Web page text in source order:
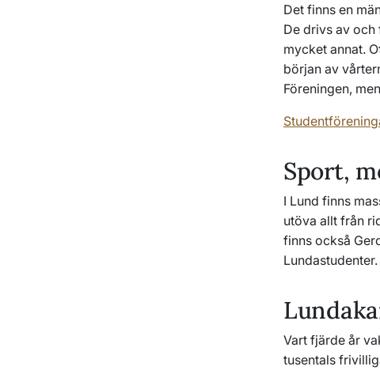
Det finns en
De drivs av
mycket annat.
början av
Föreningen,
Sport,
I Lund finns
utöva allt från
finns också
Lundastudenter.
Vart fjärde år
tusentals